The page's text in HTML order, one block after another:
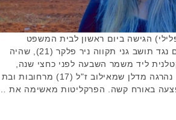
הגישה ביום ראשון לבית המשפט
המחוזי מרכז כתב אישום נגד תושב גני תקווה ניר פלקר (21), שהיה
ליד משמר השבעה לפני כחצי שנה,
ב-12.12.2020. בתאונה נהרגה מדלן שמאילוב ז"ל (17) מרחובות ובת